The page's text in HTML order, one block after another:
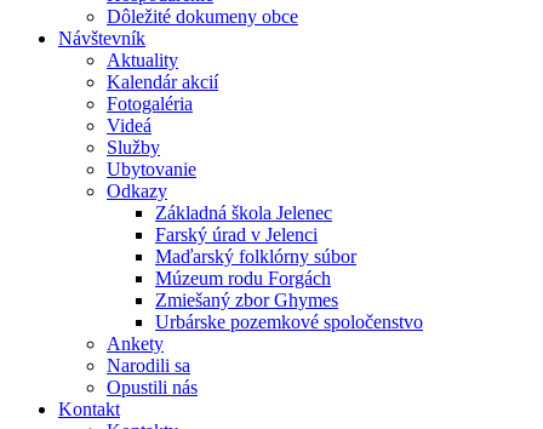
Dôležité dokumeny obce
Návštevník
Aktuality
Kalendár akcií
Fotogaléria
Videá
Služby
Ubytovanie
Odkazy
Základná škola Jelenec
Farský úrad v Jelenci
Maďarský folklórny súbor
Múzeum rodu Forgách
Zmiešaný zbor Ghymes
Urbárske pozemkové spoločenstvo
Ankety
Narodili sa
Opustili nás
Kontakt